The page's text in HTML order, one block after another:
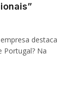
destaca
Portugal? Na